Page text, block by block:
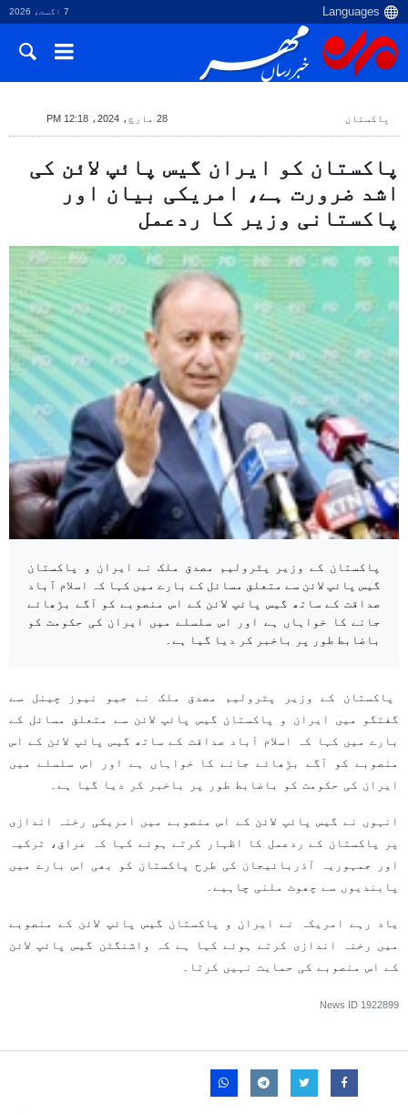
7 اگست، 2026
پاکستان 28 مارچ، 2024، 12:18 PM
پاکستان کو ایران گیس پائپ لائن کی
اشد ضرورت ہے، امریکی بیان اور
پاکستانی وزیر کا ردعمل
پاکستان کے وزیر پٹرولیم مصدق ملک نے ایران و پاکستان
گیس پائپ لائن سے متعلق مسائل کے بارے میں کہا کہ اسلام آباد
صداقت کے ساتھ گیس پائپ لائن کے اس منصوبے کو آگے بڑھائے
جانے کا خواہاں ہے اور اس سلسلے میں ایران کی حکومت کو
باضابط طور پر باخبر کر دیا گیا ہے۔
پاکستان کے وزیر پٹرولیم مصدق ملک نے جیو نیوز چینل سے
گفتگو میں ایران و پاکستان گیس پائپ لائن سے متعلق مسائل کے
بارے میں کہا کہ اسلام آباد صداقت کے ساتھ گیس پائپ لائن کے اس
منصوبے کو آگے بڑھائے جانے کا خواہاں ہے اور اس سلسلے میں
ایران کی حکومت کو باضابط طور پر باخبر کر دیا گیا ہے۔
انہوں نے گیس پائپ لائن کے اس منصوبے میں امریکی رخنہ اندازی
پر پاکستان کے ردعمل کا اظہار کرتے ہوئے کہا کہ عراق، ترکیہ
اور جمہوریہ آذربائیجان کی طرح پاکستان کو بھی اس بارے میں
پابندیوں سے چھوٹ ملنی چاہیے۔
یاد رہے امریکہ نے ایران و پاکستان گیس پائپ لائن کے منصوبے
میں رخنہ اندازی کرتے ہوئے کہا ہے کہ واشنگٹن گیس پائپ لائن
کے اس منصوبے کی حمایت نہیں کرتا۔
News ID 1922899